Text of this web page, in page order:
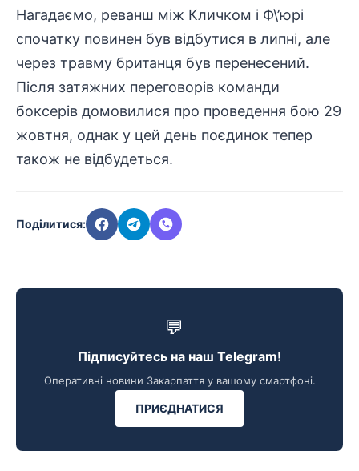
Нагадаємо, реванш між Кличком і Ф\’юрі
спочатку повинен був відбутися в липні, але
через травму британця був перенесений.
Після затяжних переговорів команди
боксерів домовилися про проведення бою 29
жовтня, однак у цей день поєдинок тепер
також не відбудеться.
Поділитися:
💬
Підписуйтесь на наш Telegram!
Оперативні новини Закарпаття у вашому смартфоні.
ПРИЄДНАТИСЯ